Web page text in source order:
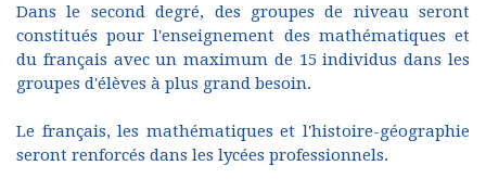
Dans le second degré, des groupes de niveau seront
constitués pour l'enseignement des mathématiques et
du français avec un maximum de 15 individus dans les
groupes d'élèves à plus grand besoin.
Le français, les mathématiques et l'histoire-géographie
seront renforcés dans les lycées professionnels.